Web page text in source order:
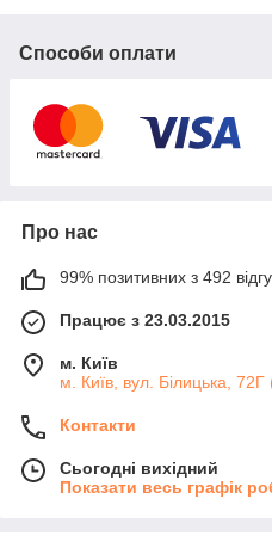
Ми пильно відбираємо тільки
Лише те, що ми самі любимо!
Способи оплати
Про нас
99% позитивних з 492
Працює з 23.03.2015
м. Київ
м. Київ, вул. Білицька, 72Г
Контакти
Сьогодні вихідний
Показати весь графік